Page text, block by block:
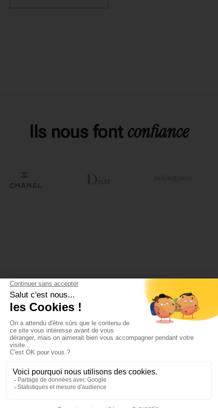
Ils nous font confiance
PROFESSIONNELS PARTICULIERS